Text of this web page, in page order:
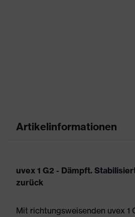
Artikelinformationen
uvex 1 G2 - Dämpft.
zurück
Mit richtungsweisenden uvex 1